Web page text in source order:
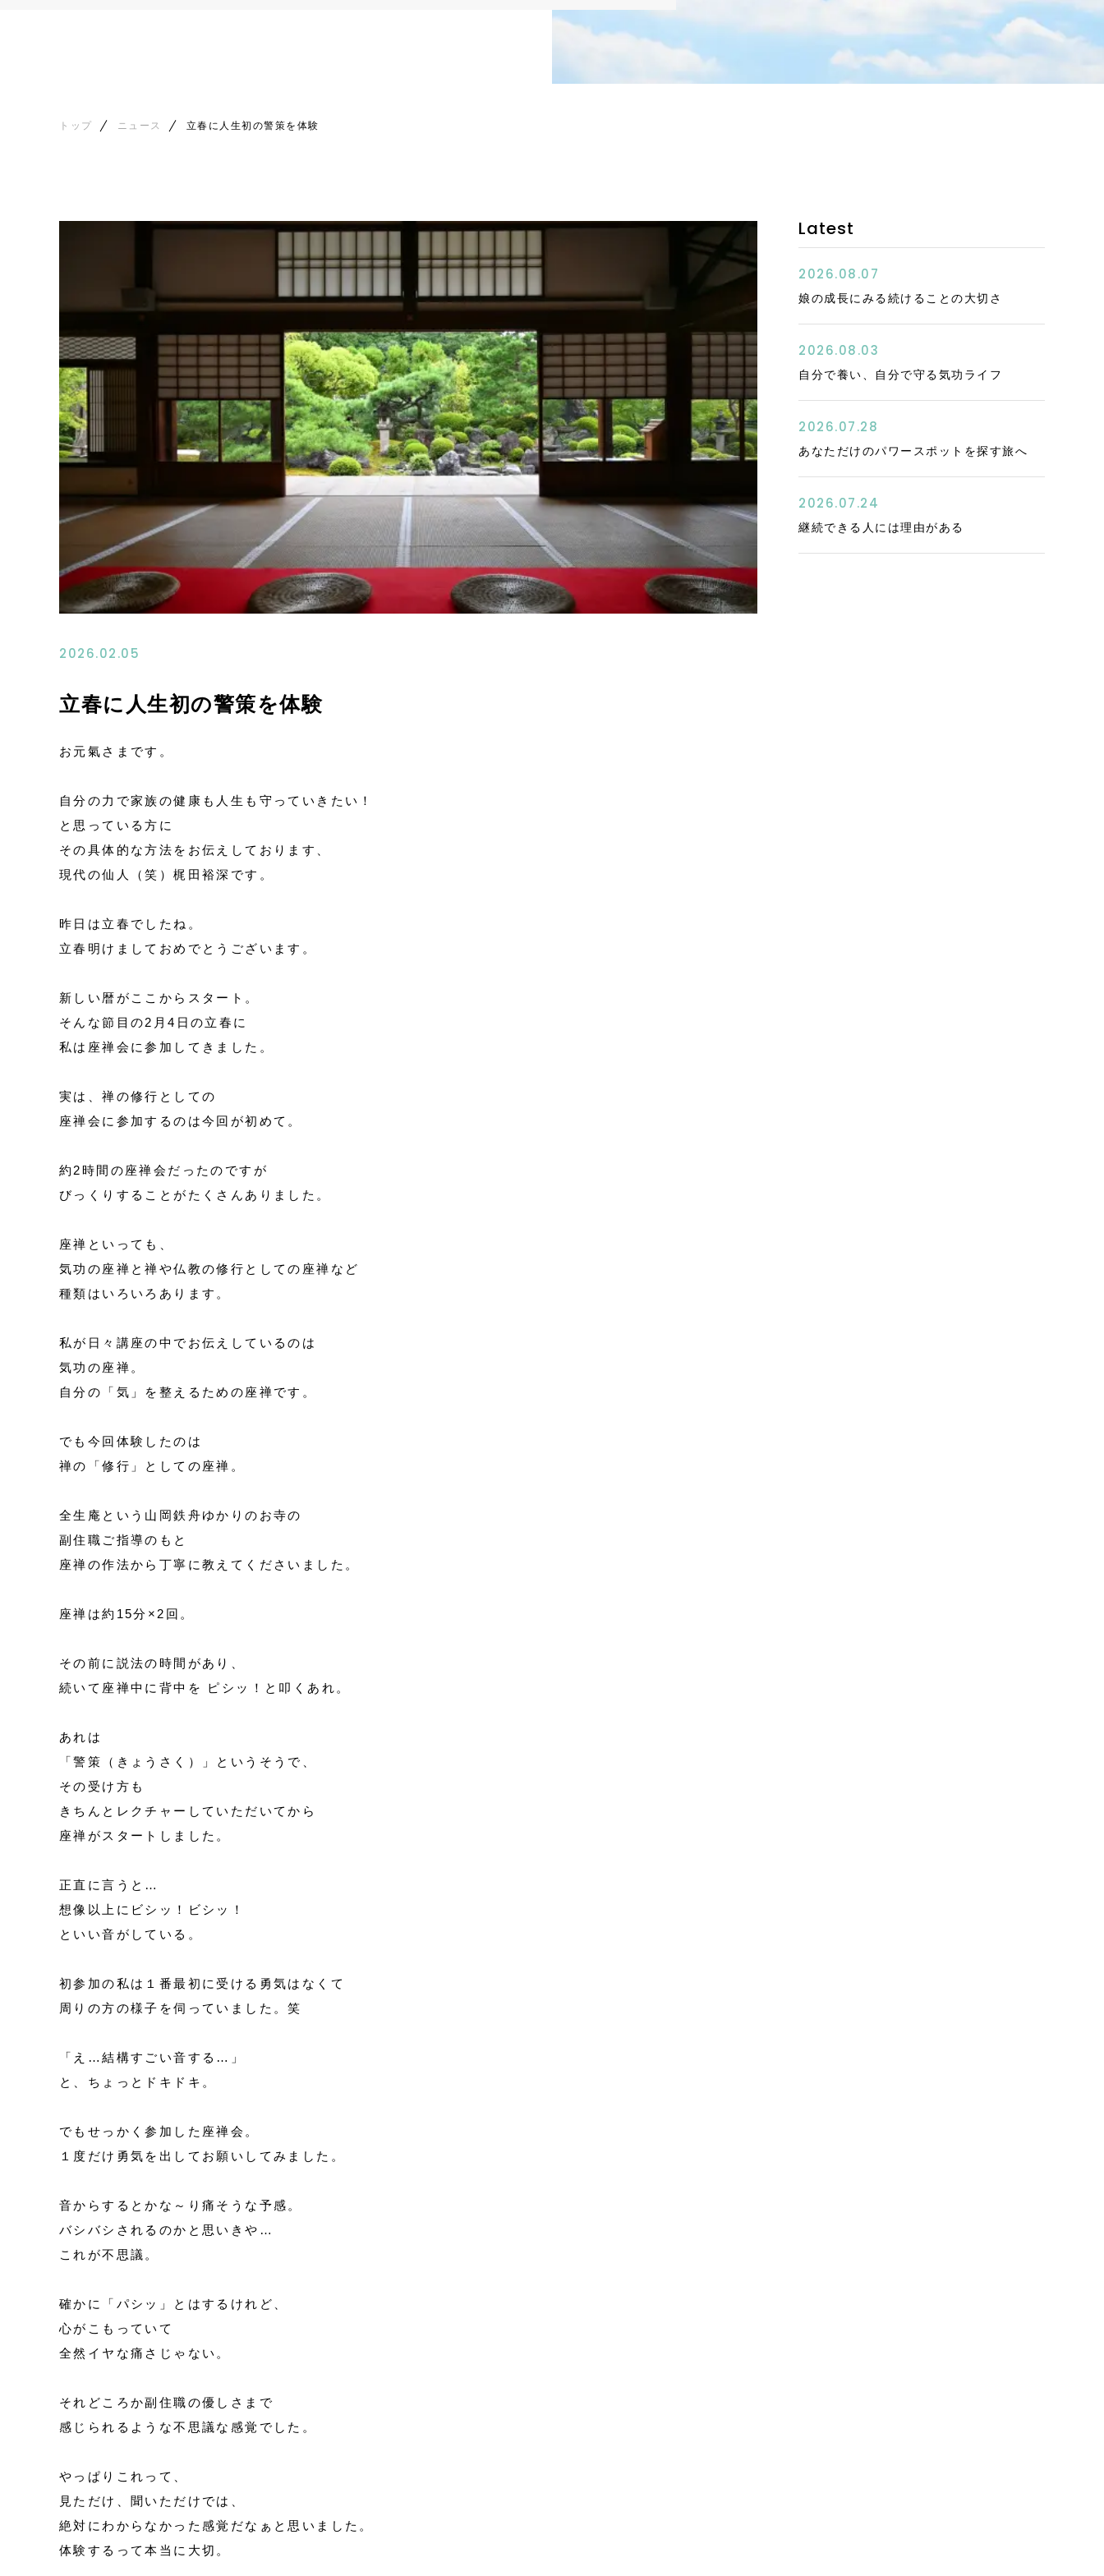
お客様の声
コンテンツ
特定商取引法に基づく表記
トップ ニュース 立春に人生初の警策を体験
2026.02.05
立春に人生初の警策を体験
お元氣さまです。
自分の力で家族の健康も人生も守っていきたい！
と思っている方に
その具体的な方法をお伝えしております、
現代の仙人（笑）梶田裕深です。
昨日は立春でしたね。
立春明けましておめでとうございます。
新しい暦がここからスタート。
そんな節目の2月4日の立春に
私は座禅会に参加してきました。
実は、禅の修行としての
座禅会に参加するのは今回が初めて。
約2時間の座禅会だったのですが
びっくりすることがたくさんありました。
座禅といっても、
気功の座禅と禅や仏教の修行としての座禅など
種類はいろいろあります。
私が日々講座の中でお伝えしているのは
気功の座禅。
自分の「気」を整えるための座禅です。
でも今回体験したのは
禅の「修行」としての座禅。
全生庵という山岡鉄舟ゆかりのお寺の
副住職ご指導のもと
座禅の作法から丁寧に教えてくださいました。
座禅は約15分×2回。
その前に説法の時間があり、
続いて座禅中に背中を ピシッ！と叩くあれ。
あれは
「警策（きょうさく）」というそうで、
その受け方も
きちんとレクチャーしていただいてから
座禅がスタートしました。
正直に言うと…
想像以上にビシッ！ビシッ！
といい音がしている。
初参加の私は１番最初に受ける勇気はなくて
周りの方の様子を伺っていました。笑
「え…結構すごい音する…」
と、ちょっとドキドキ。
でもせっかく参加した座禅会。
１度だけ勇気を出してお願いしてみました。
音からするとかな～り痛そうな予感。
バシバシされるのかと思いきや…
これが不思議。
確かに「パシッ」とはするけれど、
心がこもっていて
全然イヤな痛さじゃない。
それどころか副住職の優しさまで
感じられるような不思議な感覚でした。
やっぱりこれって、
見ただけ、聞いただけでは、
絶対にわからなかった感覚だなぁと思いました。
体験するって本当に大切。
Latest
2026.08.07
娘の成長にみる続けることの大切さ
2026.08.03
自分で養い、自分で守る気功ライフ
2026.07.28
あなただけのパワースポットを探す旅へ
2026.07.24
継続できる人には理由がある